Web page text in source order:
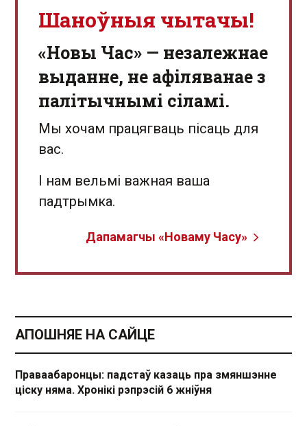
Шаноўныя чытачы!
«Новы Час» — незалежнае
выданне, не афіляванае з
палітычнымі сіламі.
Мы хочам працягваць пісаць для
вас.
І нам вельмі важная ваша
падтрымка.
Дапамагчы «Новаму Часу»
АПОШНЯЕ НА САЙЦЕ
Праваабаронцы: падстаў казаць пра змяншэнне
ціску няма. Хронікі рэпрэсій 6 жніўня